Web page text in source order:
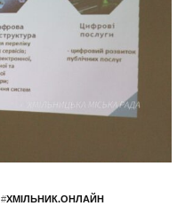
#ХМІЛЬНИК.ОНЛАЙН